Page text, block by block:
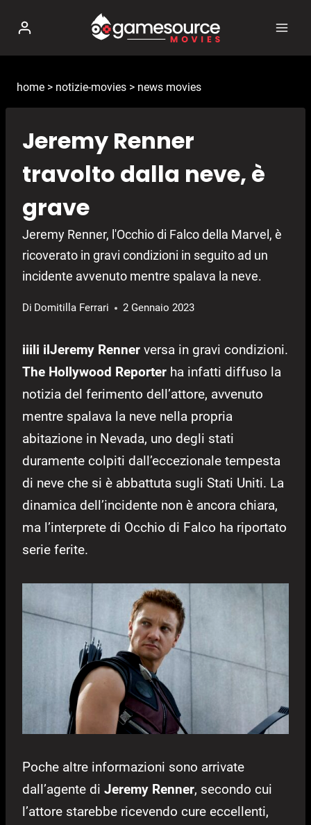
contenuto
home > notizie-movies > news movies
Jeremy Renner
travolto dalla neve, è
grave
Jeremy Renner, l'Occhio di Falco della Marvel, è
ricoverato in gravi condizioni in seguito ad un
incidente avvenuto mentre spalava la neve.
Di Domitilla Ferrari 2 Gennaio 2023
iiili ilJeremy Renner versa in gravi condizioni.
The Hollywood Reporter ha infatti diffuso la
notizia del ferimento dell’attore, avvenuto
mentre spalava la neve nella propria
abitazione in Nevada, uno degli stati
duramente colpiti dall’eccezionale tempesta
di neve che si è abbattuta sugli Stati Uniti. La
dinamica dell’incidente non è ancora chiara,
ma l’interprete di Occhio di Falco ha riportato
serie ferite.
Poche altre informazioni sono arrivate
dall’agente di Jeremy Renner, secondo cui
l’attore starebbe ricevendo cure eccellenti,